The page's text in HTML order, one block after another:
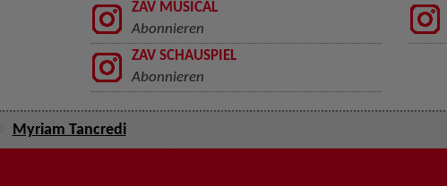
ZAV MUSICAL
Abonnieren
ZAV SCHAUSPIEL
Abonnieren
Myriam Tancredi